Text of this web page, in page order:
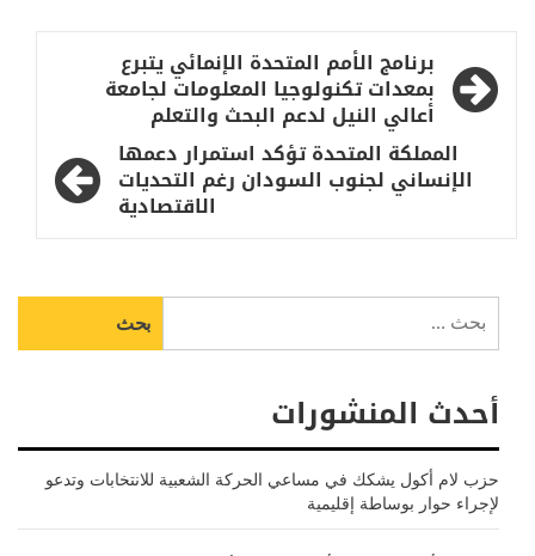
تصفّح
المقالات
برنامج الأمم المتحدة الإنمائي يتبرع
بمعدات تكنولوجيا المعلومات لجامعة
أعالي النيل لدعم البحث والتعلم
المملكة المتحدة تؤكد استمرار دعمها
الإنساني لجنوب السودان رغم التحديات
الاقتصادية
عن:
أحدث المنشورات
حزب لام أكول يشكك في مساعي الحركة الشعبية للانتخابات وتدعو
لإجراء حوار بوساطة إقليمية